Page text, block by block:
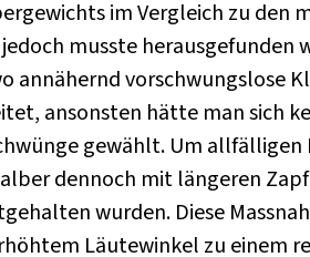
im Vergleich zu den
musste herausgefunden
annähernd vorschwungslose
ansonsten hätte man sich
gewählt. Um
dennoch mit längeren
wurden. Diese
Läutewinkel zu einem